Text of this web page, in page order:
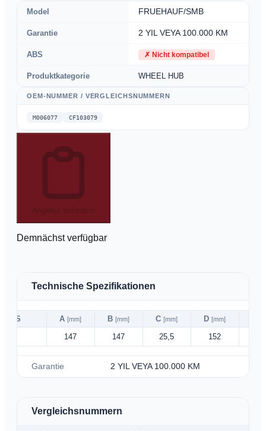
Model FRUEHAUF/SMB
Garantie 2 YIL VEYA 100.000 KM
ABS ✗ Nicht kompatibel
Produktkategorie WHEEL HUB
OEM-NUMMER / VERGLEICHSNUMMERN
M006077 CF103079
Angebot anfordern
Demnächst verfügbar
Technische Spezifikationen
ABS A [mm] B [mm] C [mm] D [mm]
147 147 25,5 152
Garantie 2 YIL VEYA 100.000 KM
Vergleichsnummern